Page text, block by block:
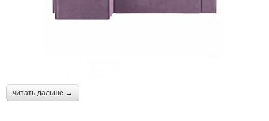
читать дальше →